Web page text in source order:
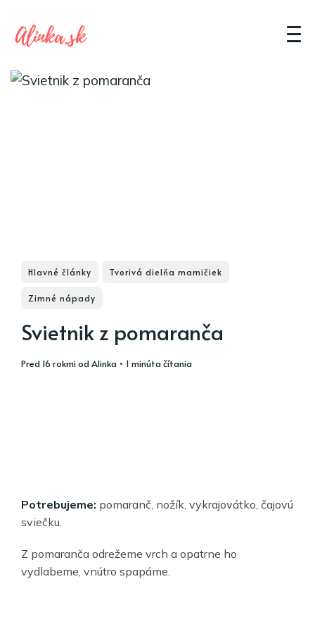
Hlavné články Tvorivá dielňa mamičiek
Zimné nápady
Svietnik z pomaranča
pred 16 rokmiodAlinka • 1 minúta čítania
Potrebujeme: pomaranč, nožík, vykrajovátko, čajovú
sviečku.
Z pomaranča odrežeme vrch a opatrne ho
vydlabeme, vnútro spapáme.